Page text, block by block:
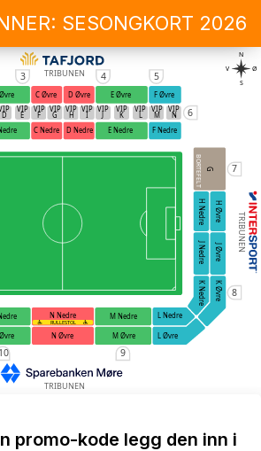
SESONGKORT 2026
TRIBUNEN
TRIBUNEN
N
S
V Ø
9
3 4 5
6
7
8
BORTEFELT
RULLESTOL
TRIBUNEN
C Øvre
C Nedre
D Øvre
D Nedre
E Øvre
E Nedre
F Øvre
F Nedre
G
H Øvre
H Nedre
J Øvre
J Nedre
K Øvre
K Nedre
L Øvre
L Nedre
N Øvre
N Nedre
M Øvre
M Nedre
D
VIP
E
VIP
F
VIP
G
VIP
H
VIP
I
VIP VIP
K
VIP
L
VIP
M
VIP
N
promo-kode legg den inn i